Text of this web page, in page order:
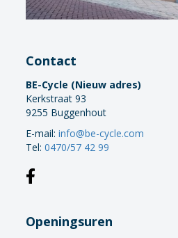
Contact
BE-Cycle (Nieuw adres)
Kerkstraat 93
9255 Buggenhout
E-mail:info@be-cycle.com
Tel:0470/57 42 99
Openingsuren